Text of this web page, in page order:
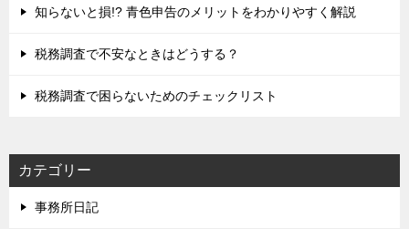
知らないと損!? 青色申告のメリットをわかりやすく解説
税務調査で不安なときはどうする？
税務調査で困らないためのチェックリスト
カテゴリー
事務所日記